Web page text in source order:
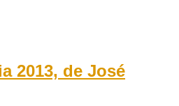
2013, de José